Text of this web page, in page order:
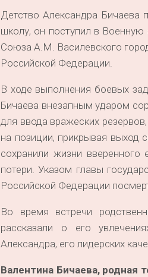
Детство Александра
школу, он поступил в
Союза А.М. Василевского
Российской Федерации.
В ходе выполнения боевых
Бичаева внезапным ударом
для ввода вражеских
на позиции, прикрывая выход
сохранили жизни вверенного
потери. Указом главы
Российской Федерации
Во время встречи
рассказали о его
Александра, его лидерских
Валентина Бичаева, родная